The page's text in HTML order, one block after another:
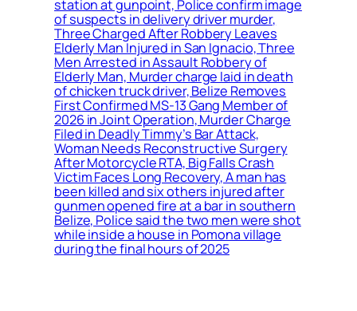
station at gunpoint, Police confirm image
of suspects in delivery driver murder,
Three Charged After Robbery Leaves
Elderly Man Injured in San Ignacio, Three
Men Arrested in Assault Robbery of
Elderly Man, Murder charge laid in death
of chicken truck driver, Belize Removes
First Confirmed MS-13 Gang Member of
2026 in Joint Operation, Murder Charge
Filed in Deadly Timmy’s Bar Attack,
Woman Needs Reconstructive Surgery
After Motorcycle RTA, Big Falls Crash
Victim Faces Long Recovery, A man has
been killed and six others injured after
gunmen opened fire at a bar in southern
Belize, Police said the two men were shot
while inside a house in Pomona village
during the final hours of 2025